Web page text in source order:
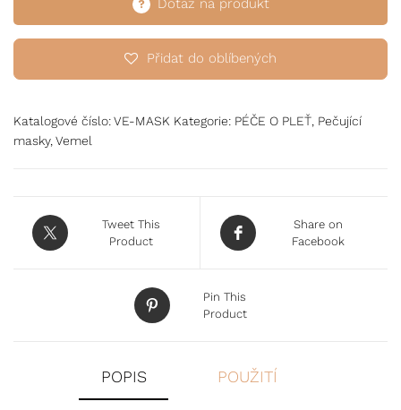
Dotaz na produkt
Přidat do oblíbených
Katalogové číslo:VE-MASK Kategorie: PÉČE O PLEŤ Pečující
masky, Vemel
Tweet This
Product
Share on
Facebook
Pin This
Product
POPIS POUŽITÍ